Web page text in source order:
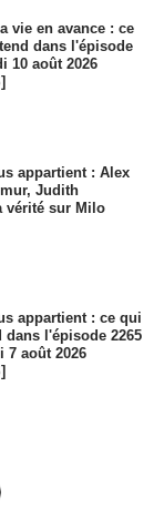
vie en avance : ce
dans l'épisode
10 août 2026
appartient : Alex
Judith
vérité sur Milo
appartient : ce qui
dans l'épisode 2265
7 août 2026